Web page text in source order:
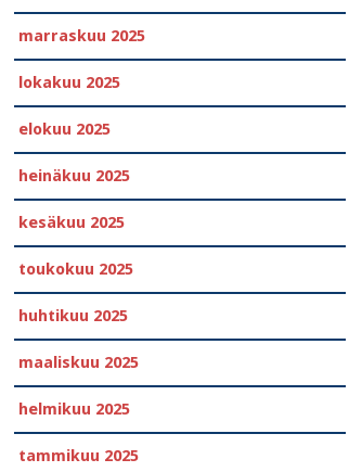
marraskuu 2025
lokakuu 2025
elokuu 2025
heinäkuu 2025
kesäkuu 2025
toukokuu 2025
huhtikuu 2025
maaliskuu 2025
helmikuu 2025
tammikuu 2025